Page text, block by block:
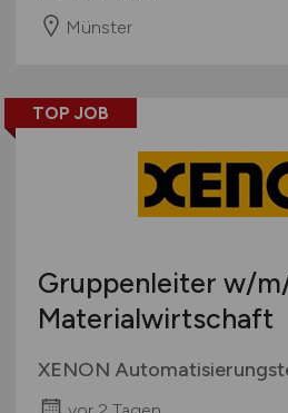
Münster
TOP JOB
Gruppenleiter w/
Materialwirtschaft
XENON